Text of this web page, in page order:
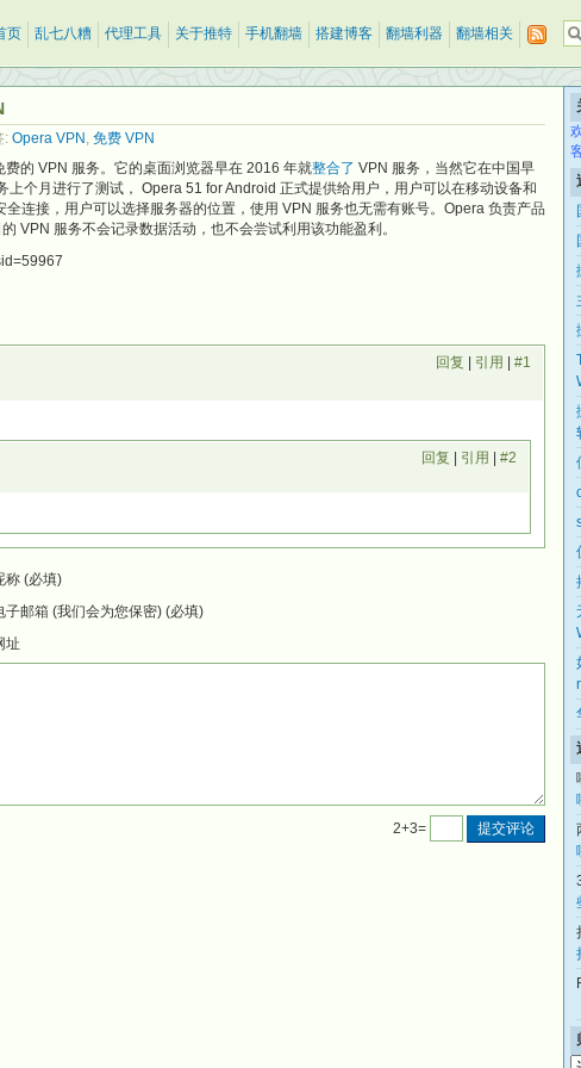
页 乱七八糟 代理工具 关于推特 手机翻墙 搭建博客 翻墙利器 翻墙相关
: Opera VPN , 免费 VPN
费的 VPN 服务。它的桌面浏览器早在 2016 年就整合了 VPN 服务，当然它在中国早
上个月进行了测试， Opera 51 for Android 正式提供给用户，用户可以在移动设备和
连接，用户可以选择服务器的位置，使用 VPN 服务也无需有账号。Opera 负责产品
VPN 服务不会记录数据活动，也不会尝试利用该功能盈利。
回复 引用 #1
回复 引用 #2
称 (必填)
子邮箱 (我们会为您保密) (必填)
址
2+3=